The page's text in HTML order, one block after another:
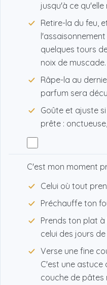
jusqu'à ce
Retire-la du feu,
quelques tours
noix de muscade.
Râpe-la au
parfum sera
Goûte et ajuste
prête :
C'est mon moment
Celui où tout
Préchauffe ton
Prends ton plat
celui des jours de
Verse une fine
C'est une astuce
couche de pâtes